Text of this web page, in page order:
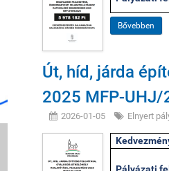
Bővebben
Út, híd, járda
2025 MFP-UHJ/
2026-01-05 Elnyert